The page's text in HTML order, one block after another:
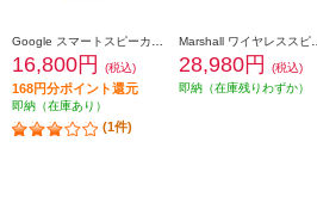
16,800円 (税込)
168円分ポイント還元
即納（在庫あり）
(1件)
28,980円
(税込)
即納（在庫残りわずか）